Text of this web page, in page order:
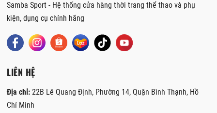
Samba Sport - Hệ thống cửa hàng thời trang thể thao và phụ
kiện, dụng cụ chính hãng
LIÊN HỆ
Địa chỉ: 22B Lê Quang Định, Phường 14, Quận Bình Thạnh, Hồ
Chí Minh